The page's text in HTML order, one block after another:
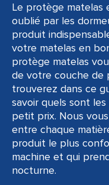
Le protège matelas
oublié par les
produit
votre matelas en
protège matelas
de votre couche de
trouverez dans ce
savoir quels sont
petit prix. Nous
entre chaque
produit le plus
machine et qui
nocturne.